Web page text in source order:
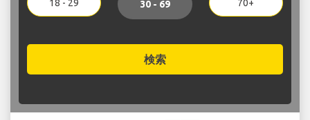
18 - 29 30 - 69 70+
検索